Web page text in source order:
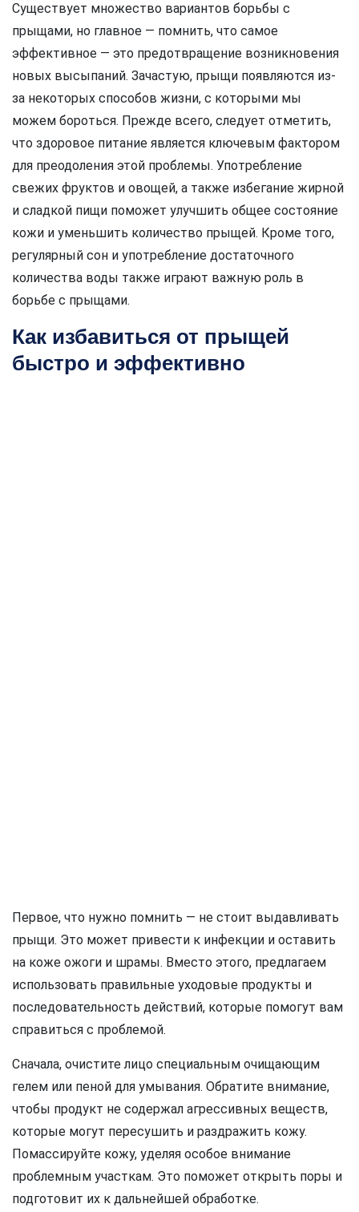
Существует множество вариантов борьбы с
прыщами, но главное — помнить, что самое
эффективное — это предотвращение возникновения
новых высыпаний. Зачастую, прыщи появляются из-
за некоторых способов жизни, с которыми мы
можем бороться. Прежде всего, следует отметить,
что здоровое питание является ключевым фактором
для преодоления этой проблемы. Употребление
свежих фруктов и овощей, а также избегание жирной
и сладкой пищи поможет улучшить общее состояние
кожи и уменьшить количество прыщей. Кроме того,
регулярный сон и употребление достаточного
количества воды также играют важную роль в
борьбе с прыщами.
Как избавиться от прыщей
быстро и эффективно
Первое, что нужно помнить — не стоит выдавливать
прыщи. Это может привести к инфекции и оставить
на коже ожоги и шрамы. Вместо этого, предлагаем
использовать правильные уходовые продукты и
последовательность действий, которые помогут вам
справиться с проблемой.
Сначала, очистите лицо специальным очищающим
гелем или пеной для умывания. Обратите внимание,
чтобы продукт не содержал агрессивных веществ,
которые могут пересушить и раздражить кожу.
Помассируйте кожу, уделяя особое внимание
проблемным участкам. Это поможет открыть поры и
подготовит их к дальнейшей обработке.